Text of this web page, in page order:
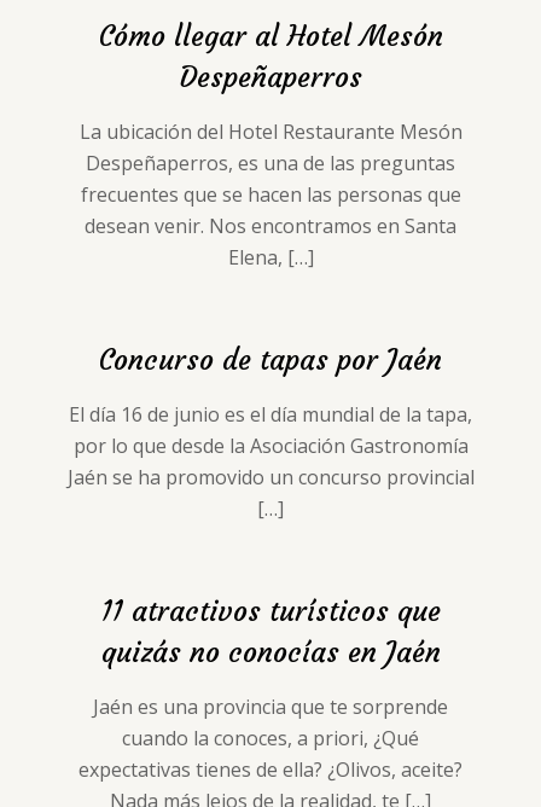
Cómo llegar al Hotel Mesón
Despeñaperros
La ubicación del Hotel Restaurante Mesón
Despeñaperros, es una de las preguntas
frecuentes que se hacen las personas que
desean venir. Nos encontramos en Santa
Elena, […]
Concurso de tapas por Jaén
El día 16 de junio es el día mundial de la tapa,
por lo que desde la Asociación Gastronomía
Jaén se ha promovido un concurso provincial
[…]
11 atractivos turísticos que
quizás no conocías en Jaén
Jaén es una provincia que te sorprende
cuando la conoces, a priori, ¿Qué
expectativas tienes de ella? ¿Olivos, aceite?
Nada más lejos de la realidad, te […]